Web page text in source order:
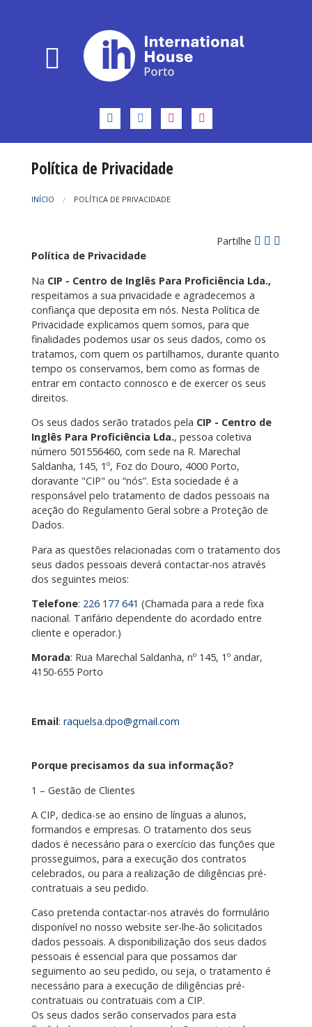
Política de Privacidade
INÍCIO POLÍTICA DE PRIVACIDADE
Partilhe
Política de Privacidade
Na CIP - Centro de Inglês Para Proficiência Lda.,
respeitamos a sua privacidade e agradecemos a
confiança que deposita em nós. Nesta Política de
Privacidade explicamos quem somos, para que
finalidades podemos usar os seus dados, como os
tratamos, com quem os partilhamos, durante quanto
tempo os conservamos, bem como as formas de
entrar em contacto connosco e de exercer os seus
direitos.
Os seus dados serão tratados pela CIP - Centro de
Inglês Para Proficiência Lda., pessoa coletiva
número 501556460, com sede na R. Marechal
Saldanha, 145, 1º, Foz do Douro, 4000 Porto,
doravante "CIP" ou “nós”. Esta sociedade é a
responsável pelo tratamento de dados pessoais na
aceção do Regulamento Geral sobre a Proteção de
Dados.
Para as questões relacionadas com o tratamento dos
seus dados pessoais deverá contactar-nos através
dos seguintes meios:
Telefone: 226 177 641 (Chamada para a rede fixa
nacional. Tarifário dependente do acordado entre
cliente e operador.)
Morada: Rua Marechal Saldanha, nº 145, 1º andar,
4150-655 Porto
Email: raquelsa.dpo@gmail.com
Porque precisamos da sua informação?
1 – Gestão de Clientes
A CIP, dedica-se ao ensino de línguas a alunos,
formandos e empresas. O tratamento dos seus
dados é necessário para o exercício das funções que
prosseguimos, para a execução dos contratos
celebrados, ou para a realização de diligências pré-
contratuais a seu pedido.
Caso pretenda contactar-nos através do formulário
disponível no nosso website ser-lhe-ão solicitados
dados pessoais. A disponibilização dos seus dados
pessoais é essencial para que possamos dar
seguimento ao seu pedido, ou seja, o tratamento é
necessário para a execução de diligências pré-
contratuais ou contratuais com a CIP.
Os seus dados serão conservados para esta